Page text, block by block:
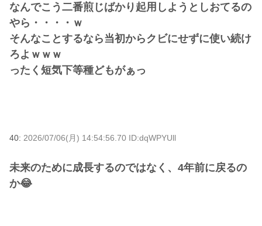
なんでこう二番煎じばかり起用しようとしおてるの
やら・・・・ｗ
そんなことするなら当初からクビにせずに使い続け
ろよｗｗｗ
ったく短気下等種どもがぁっ
40: 2026/07/06(月) 14:54:56.70 ID:dqWPYUll
未来のために成長するのではなく、4年前に戻るの
か😂